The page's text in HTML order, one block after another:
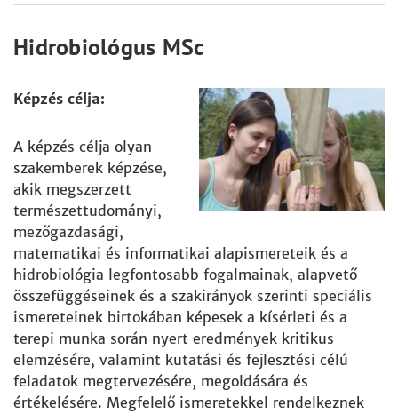
Hidrobiológus MSc
Képzés célja:
A képzés célja olyan
szakemberek képzése,
akik megszerzett
természettudományi,
mezőgazdasági,
matematikai és informatikai alapismereteik és a
hidrobiológia legfontosabb fogalmainak, alapvető
összefüggéseinek és a szakirányok szerinti speciális
ismereteinek birtokában képesek a kísérleti és a
terepi munka során nyert eredmények kritikus
elemzésére, valamint kutatási és fejlesztési célú
feladatok megtervezésére, megoldására és
értékelésére. Megfelelő ismeretekkel rendelkeznek